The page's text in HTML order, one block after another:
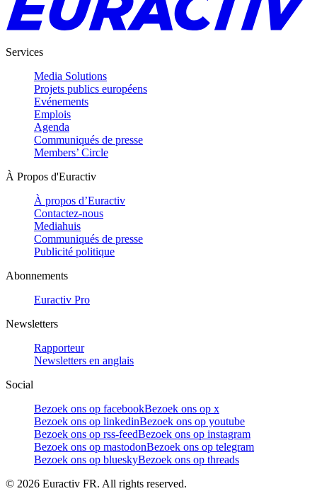
Services
Media Solutions
Projets publics européens
Evénements
Emplois
Agenda
Communiqués de presse
Members’ Circle
À Propos d'Euractiv
À propos d’Euractiv
Contactez-nous
Mediahuis
Communiqués de presse
Publicité politique
Abonnements
Euractiv Pro
Newsletters
Rapporteur
Newsletters en anglais
Social
Bezoek ons op facebookBezoek ons op x
Bezoek ons op linkedinBezoek ons op youtube
Bezoek ons op rss-feedBezoek ons op instagram
Bezoek ons op mastodonBezoek ons op telegram
Bezoek ons op blueskyBezoek ons op threads
© 2026 Euractiv FR. All rights reserved.